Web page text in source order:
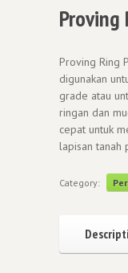
Proving Ring
digunakan
grade atau
ringan dan
cepat untuk
lapisan tanah
Category: